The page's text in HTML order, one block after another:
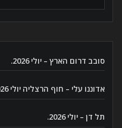
סובב דרום הארץ – יולי 2026.
אדוננו עלי – חוף הרצליה יולי 2026.
תל דן – יולי 2026.